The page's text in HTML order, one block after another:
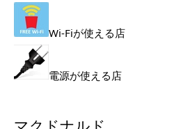
Wi-Fiが使える店
電源が使える店